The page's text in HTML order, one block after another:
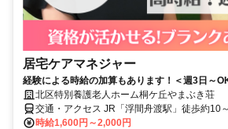
居宅ケアマネジャー
経験による時給の加算もあります！＜週3日～
北区特別養護老人ホーム桐ケ丘やまぶき荘
交通・アクセス JR「浮間舟渡駅」徒歩約10
利用可能、自転車通勤OK（バイクNG）
時給1,600円～2,000円